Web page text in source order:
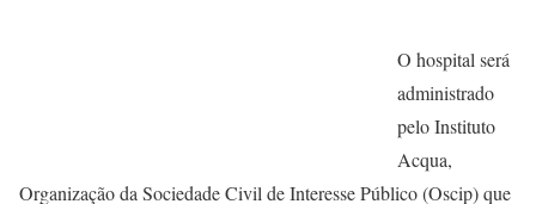
O hospital será
administrado
pelo Instituto
Acqua,
Organização da Sociedade Civil de Interesse Público (Oscip) que